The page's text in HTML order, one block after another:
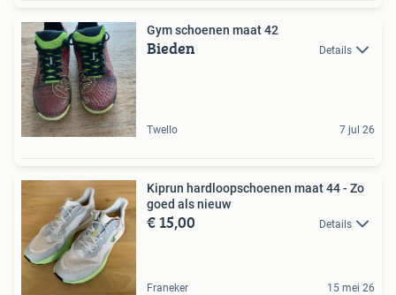
Gym schoenen maat 42
Bieden Details
Twello 7 jul 26
Kiprun hardloopschoenen maat 44 - Zo
goed als nieuw
€ 15,00 Details
Franeker 15 mei 26